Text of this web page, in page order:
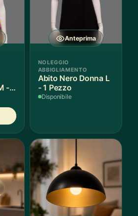
- 1
prodotto
ha
più
varianti.
Le
opzioni
possono
essere
scelte
Anteprima
NOLEGGIO
ABBIGLIAMENTO
Abito Nero Donna L
- 1 Pezzo
Disponibile